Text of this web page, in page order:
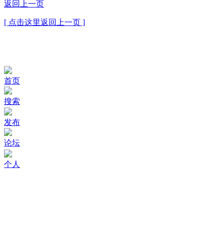
返回上一页
[ 点击这里返回上一页 ]
首页
搜索
发布
论坛
个人